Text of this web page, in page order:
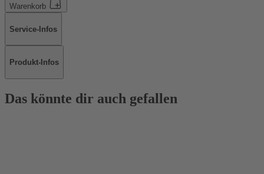
Warenkorb
Service-Infos
Produkt-Infos
Das könnte dir auch gefallen